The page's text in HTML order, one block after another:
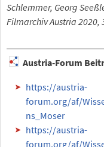
Schlemmer, Georg
Filmarchiv Austria 2020,
Austria-Forum
https://austria-
forum.org/af/
ns_Moser
https://austria-
forum.org/af/